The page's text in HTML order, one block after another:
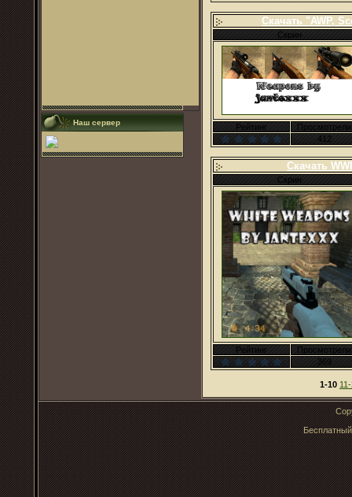
Наш сервер
Скачать "AWP,
Скрин
Рейтинг
Просмотрели
412
Скачать
Скрин
Рейтинг
Просмотрели
369
1-10